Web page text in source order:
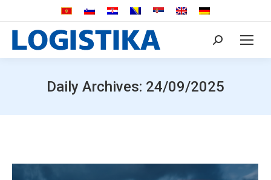
Search:
Daily Archives: 24/09/2025